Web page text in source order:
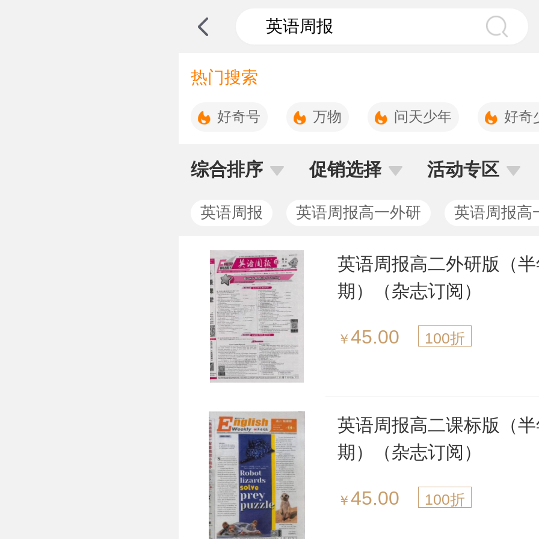
热门搜索
好奇号 万物 问天少年 好奇
综合排序 促销选择 活动专区
英语周报 英语周报高一外研 英语周报高
英语周报高二外研版（
期）（杂志订阅）
￥ 45.00 100折
英语周报高二课标版（
期）（杂志订阅）
￥ 45.00 100折